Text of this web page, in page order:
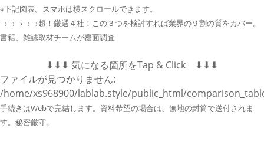
※下記図表。 スマホは横スクロールできます。
→→→→→超！厳選４社！この３つを検討すれば業界の９割の質をカバー。
書籍、雑誌取材チームが覆面調査
⬇︎⬇︎⬇︎ 気になる箇所をTap & Click ⬇︎⬇︎⬇︎
ファイルが見つかりません:
/home/xs968900/lablab.style/public_html/
手続きはWebで完結します。資料希望の場合は、無地の封筒で送付されま
す。秘密厳守。